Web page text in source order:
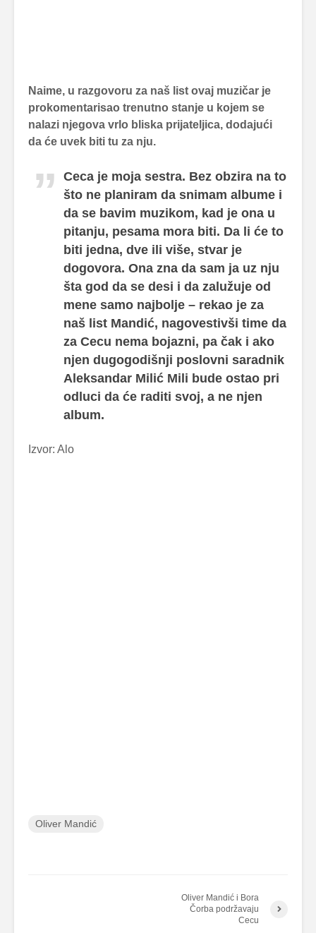
Naime, u razgovoru za naš list ovaj muzičar je
prokomentarisao trenutno stanje u kojem se
nalazi njegova vrlo bliska prijateljica, dodajući
da će uvek biti tu za nju.
Ceca je moja sestra. Bez obzira na to
što ne planiram da snimam albume i
da se bavim muzikom, kad je ona u
pitanju, pesama mora biti. Da li će to
biti jedna, dve ili više, stvar je
dogovora. Ona zna da sam ja uz nju
šta god da se desi i da zalužuje od
mene samo najbolje – rekao je za
naš list Mandić, nagovestivši time da
za Cecu nema bojazni, pa čak i ako
njen dugogodišnji poslovni saradnik
Aleksandar Milić Mili bude ostao pri
odluci da će raditi svoj, a ne njen
album.
Izvor: Alo
Oliver Mandić
Oliver Mandić i Bora
Čorba podržavaju
Cecu